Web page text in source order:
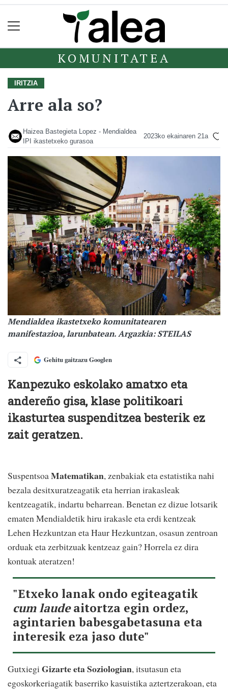
KOMUNITATEA
IRITZIA
Arre ala so?
Haizea Bastegieta Lopez - Mendialdea
IPI ikastetxeko gurasoa
2023ko ekainaren 21a
Mendialdea ikastetxeko komunitatearen
manifestazioa, larunbatean. Argazkia: STEILAS
Gehitu gaitzazu Googlen
Kanpezuko eskolako amatxo eta
andereño gisa, klase politikoari
ikasturtea suspenditzea besterik ez
zait geratzen.
SuspentsoaMatematikan, zenbakiak eta estatistika nahi
bezala desitxuratzeagatik eta herrian irakasleak
kentzeagatik, indartu beharrean. Benetan ez dizue lotsarik
ematen Mendialdetik hiru irakasle eta erdi kentzeak
Lehen Hezkuntzan eta Haur Hezkuntzan, osasun zentroan
orduak eta zerbitzuak kentzeaz gain? Horrela ez dira
kontuak ateratzen!
"Etxeko lanak ondo egiteagatik
cum laudeaitortza egin ordez,
agintarien babesgabetasuna eta
interesik eza jaso dute"
Gutxiegi Gizarte eta Soziologian, itsutasun eta
egoskorkeriagatik baserriko kasuistika aztertzerakoan, eta